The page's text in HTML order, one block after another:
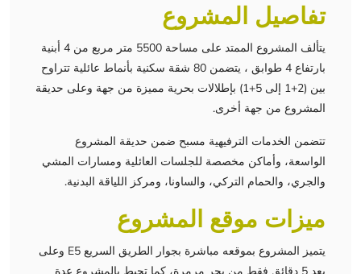
تفاصيل المشروع
يتألف المشروع الممتد على مساحة 5500 متر مربع من 4 أبنية
بارتفاع 4 طوابق ، يتضمن 80 شقة سكنية بأنماط عائلية تتراوح
بين (2+1 إلى 5+1) بإطلالات بحرية مميزة من جهة وعلى حديقة
المشروع من جهة أخرى.
تتضمن الخدمات الترفيهية مسبح ضمن حديقة المشروع
الواسعة، وأماكن مخصصة للجلسات العائلية ومسارات المشي
والجري، والحمام التركي، والساونا، ومركز اللياقة البدنية.
ميزات موقع المشروع
يتميز المشروع بموقعه مباشرة بجوار الطريق السريع E5 وعلى